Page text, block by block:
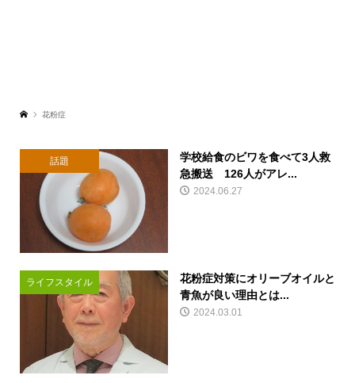
花粉症
話題
学校給食のビワを食べて3人救
急搬送 126人がアレ...
2024.06.27
ライフスタイル
花粉症対策にオリーブオイルと
青魚が良い理由とは...
2024.03.01